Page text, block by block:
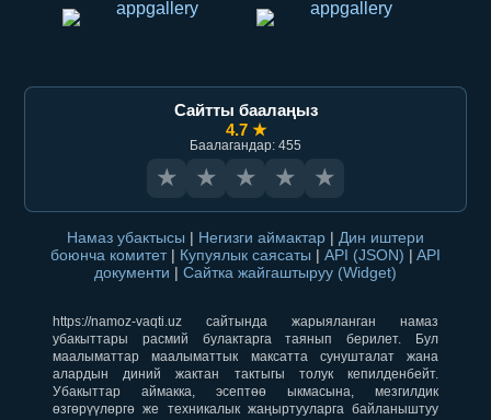
Сайтты баалаңыз
4.7 ★
Баалагандар: 455
★ ★ ★ ★ ★
Намаз убактысы | Негизги аймактар | Дин иштери
боюнча комитет | Купуялык саясаты | API (JSON) | API
документи | Сайтка жайгаштыруу (Widget)
https://namoz-vaqti.uz сайтында жарыяланган намаз
убакыттары расмий булактарга таянып берилет. Бул
маалыматтар маалыматтык максатта сунушталат жана
алардын диний жактан тактыгы толук кепилденбейт.
Убакыттар аймакка, эсептөө ыкмасына, мезгилдик
өзгөрүүлөргө же техникалык жаңыртууларга байланыштуу